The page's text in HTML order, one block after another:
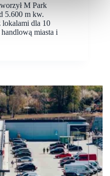
M Park
5.600 m kw.
dla 10
miasta i